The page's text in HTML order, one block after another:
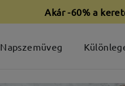
Akár -60% a
Napszemüveg